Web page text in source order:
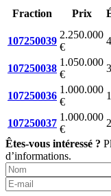
Fraction
Prix
107250039
2.250.000
€
4
107250038
1.050.000
€
3
107250036
1.000.000
€
1
107250037
1.000.000
€
2
Êtes-vous intéressé ?
d’informations.